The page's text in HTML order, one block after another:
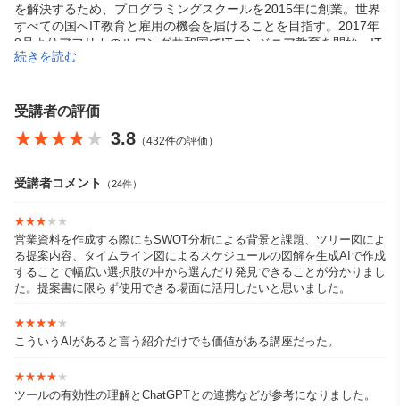
を解決するため、プログラミングスクールを2015年に創業。世界
すべての国へIT教育と雇用の機会を届けることを目指す。2017年
8月よりアフリカのルワンダ共和国でITエンジニア教育を開始。IT
エンジニアとして活躍する卒業生を輩出。2020年、第16回「グロ
「可能性は無限大！プログラミングでこんなことできないかな？
楽しいですよね。自分ができることが増えて、少しずつ便利にな
できなかったらどうしよう、時間がもったいないかなって思うか
続きを読む
受講者の評価
★★★★★
★★★★★ 3.8 （432件の評価）
受講者コメント （24件）
★★★★★
★★★★★
営業資料を作成する際にもSWOT分析による背景と課題、ツリー図によ
る提案内容、タイムライン図によるスケジュールの図解を生成AIで作成
することで幅広い選択肢の中から選んだり発見できることが分かりまし
た。提案書に限らず使用できる場面に活用したいと思いました。
★★★★★
★★★★★
こういうAIがあると言う紹介だけでも価値がある講座だった。
★★★★★
★★★★★
ツールの有効性の理解とChatGPTとの連携などが参考になりました。